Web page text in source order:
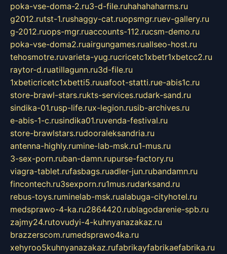
poka-vse-doma-2.ru3-d-file.ruhahahaharms.ru
g2012.rutst-1.rushaggy-cat.ruopsmgr.ruev-gallery.ru
g-2012.ruops-mgr.ruaccounts-112.rucsm-demo.ru
poka-vse-doma2.ruairgungames.ruallseo-host.ru
tehosmotre.ruvarieta-yug.rucricetc1xbetr1xbetcc2.ru
raytor-d.ruatillagunn.ru3d-file.ru
1xbeticricetc1xbetti5.ruuafoot-statti.rue-abis1c.ru
store-brawl-stars.rukts-services.rudark-sand.ru
sindika-01.rusp-life.rux-legion.rusib-archives.ru
e-abis-1-c.rusindika01.ruvenda-festival.ru
store-brawlstars.rudooraleksandria.ru
antenna-highly.rumine-lab-msk.ru1-mus.ru
3-sex-porn.ruban-damn.rupurse-factory.ru
viagra-tablet.rufasbags.ruadler-jun.rubandamn.ru
fincontech.ru3sexporn.ru1mus.rudarksand.ru
rebus-toys.ruminelab-msk.rualabuga-cityhotel.ru
medsprawo-4-ka.ru2864420.rublagodarenie-spb.ru
zajmy24.rutovudyi-4-kuhnyanazakaz.ru
brazzerscom.rumedsprawo4ka.ru
xehyroo5kuhnyanazakaz.rufabrikayfabrikaefabrika.ru